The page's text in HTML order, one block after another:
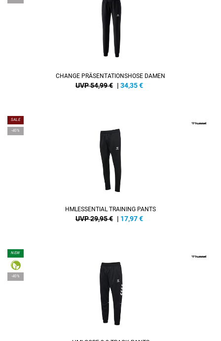
CHANGE PRÄSENTATIONSHOSE DAMEN
UVP 54,99 € | 34,35€
SALE
-40%
HMLESSENTIAL TRAINING PANTS
UVP 29,95 € | 17,97€
NEW
-40%